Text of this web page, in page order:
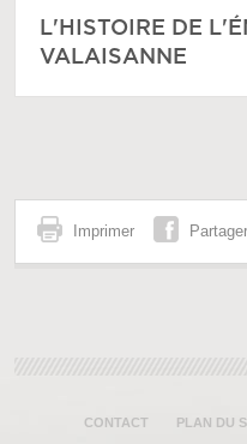
L'HISTOIRE DE
VALAISANNE
Imprimer Partager
CONTACT PLAN DU